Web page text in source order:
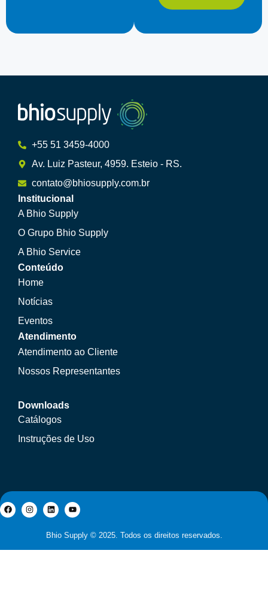
+55 51 3459-4000
Av. Luiz Pasteur, 4959. Esteio - RS.
contato@bhiosupply.com.br
Institucional
A Bhio Supply
O Grupo Bhio Supply
A Bhio Service
Conteúdo
Home
Notícias
Eventos
Atendimento
Atendimento ao Cliente
Nossos Representantes
Downloads
Catálogos
Instruções de Uso
Bhio Supply © 2025. Todos os direitos reservados.